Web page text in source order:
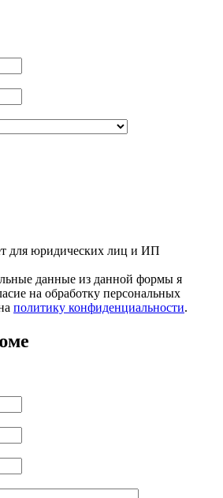
для юридических лиц и ИП
данные из данной формы я
на обработку персональных
политику конфиденциальности.